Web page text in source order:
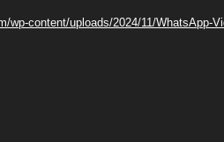
wp-content/uploads/2024/11/WhatsApp-